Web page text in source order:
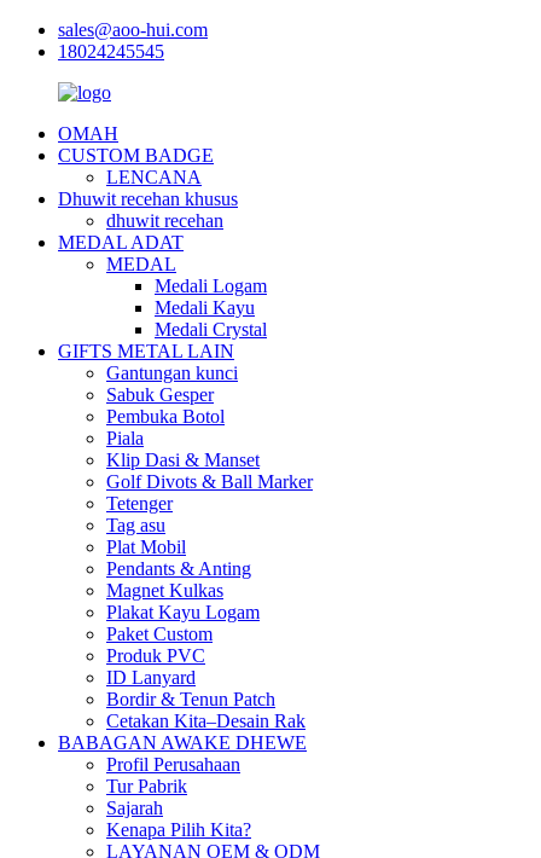
sales@aoo-hui.com
18024245545
OMAH
CUSTOM BADGE
LENCANA
Dhuwit recehan khusus
dhuwit recehan
MEDAL ADAT
MEDAL
Medali Logam
Medali Kayu
Medali Crystal
GIFTS METAL LAIN
Gantungan kunci
Sabuk Gesper
Pembuka Botol
Piala
Klip Dasi & Manset
Golf Divots & Ball Marker
Tetenger
Tag asu
Plat Mobil
Pendants & Anting
Magnet Kulkas
Plakat Kayu Logam
Paket Custom
Produk PVC
ID Lanyard
Bordir & Tenun Patch
Cetakan Kita–Desain Rak
BABAGAN AWAKE DHEWE
Profil Perusahaan
Tur Pabrik
Sajarah
Kenapa Pilih Kita?
LAYANAN OEM & ODM